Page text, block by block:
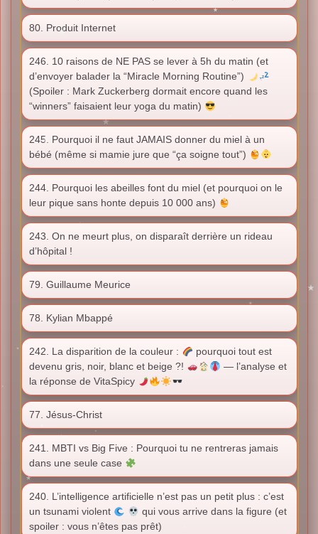
80. Produit Internet
246. 10 raisons de NE PAS se lever à 5h du matin (et
d’envoyer balader la “Miracle Morning Routine”)
(Spoiler : Mark Zuckerberg dormait encore quand les
“winners” faisaient leur yoga du matin)
245. Pourquoi il ne faut JAMAIS donner du miel à un
bébé (même si mamie jure que “ça soigne tout”)
244. Pourquoi les abeilles font du miel (et pourquoi on le
leur pique sans honte depuis 10 000 ans)
243. On ne meurt plus, on disparaît derrière un rideau
d’hôpital !
79. Guillaume Meurice
78. Kylian Mbappé
242. La disparition de la couleur :
pourquoi tout est
devenu gris, noir, blanc et beige ?!
— l’analyse et
la réponse de VitaSpicy
77. Jésus-Christ
241. MBTI vs Big Five : Pourquoi tu ne rentreras jamais
dans une seule case
240. L’intelligence artificielle n’est pas un petit plus : c’est
un tsunami violent
qui vous arrive dans la figure (et
spoiler : vous n’êtes pas prêt)